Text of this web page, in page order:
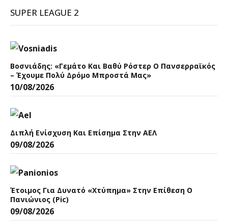
SUPER LEAGUE 2
Βοσνιάδης: «Γεμάτο Και Βαθύ Ρόστερ Ο Πανσερραϊκός
– Έχουμε Πολύ Δρόμο Μπροστά Μας»
10/08/2026
Διπλή Ενίσχυση Και Επίσημα Στην ΑΕΛ
09/08/2026
Έτοιμος Για Δυνατό «χτύπημα» Στην Επίθεση Ο
Πανιώνιος (pic)
09/08/2026